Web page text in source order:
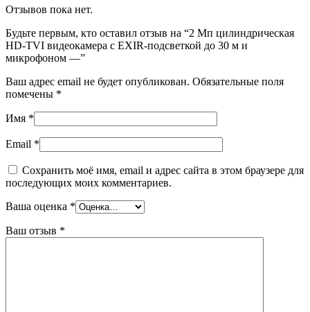
Отзывов пока нет.
Будьте первым, кто оставил отзыв на “2 Мп цилиндрическая
HD-TVI видеокамера с EXIR-подсветкой до 30 м и
микрофоном —”
Ваш адрес email не будет опубликован. Обязательные поля
помечены *
Имя *
Email *
Сохранить моё имя, email и адрес сайта в этом браузере для
последующих моих комментариев.
Ваша оценка *
Ваш отзыв *